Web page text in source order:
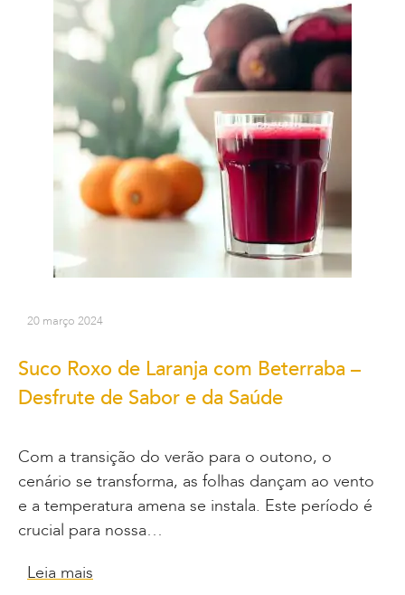
20 março 2024
Suco Roxo de Laranja com Beterraba –
Desfrute de Sabor e da Saúde
Com a transição do verão para o outono, o
cenário se transforma, as folhas dançam ao vento
e a temperatura amena se instala. Este período é
crucial para nossa…
Leia mais